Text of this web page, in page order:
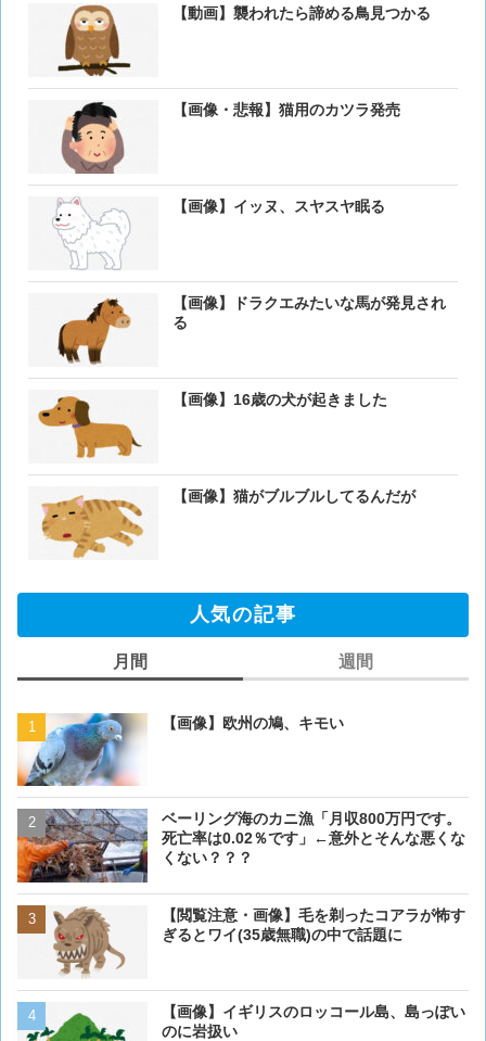
【動画】襲われたら諦める鳥見つかる
【画像・悲報】猫用のカツラ発売
【画像】イッヌ、スヤスヤ眠る
【画像】ドラクエみたいな馬が発見され
る
【画像】16歳の犬が起きました
【画像】猫がブルブルしてるんだが
人気の記事
月間
【画像】欧州の鳩、キモい
ベーリング海のカニ漁「月収800万円です。
死亡率は0.02％です」←意外とそんな悪くな
くない？？？
【閲覧注意・画像】毛を剃ったコアラが怖す
ぎるとワイ(35歳無職)の中で話題に
【画像】イギリスのロッコール島、島っぽい
のに岩扱い
週間
【画像】欧州の鳩、キモい
【閲覧注意・画像】毛を剃
ぎるとワイ(35歳無職)の中
【動画】男性、ロバにちょ
く･･･
ベーリング海のカニ漁「月